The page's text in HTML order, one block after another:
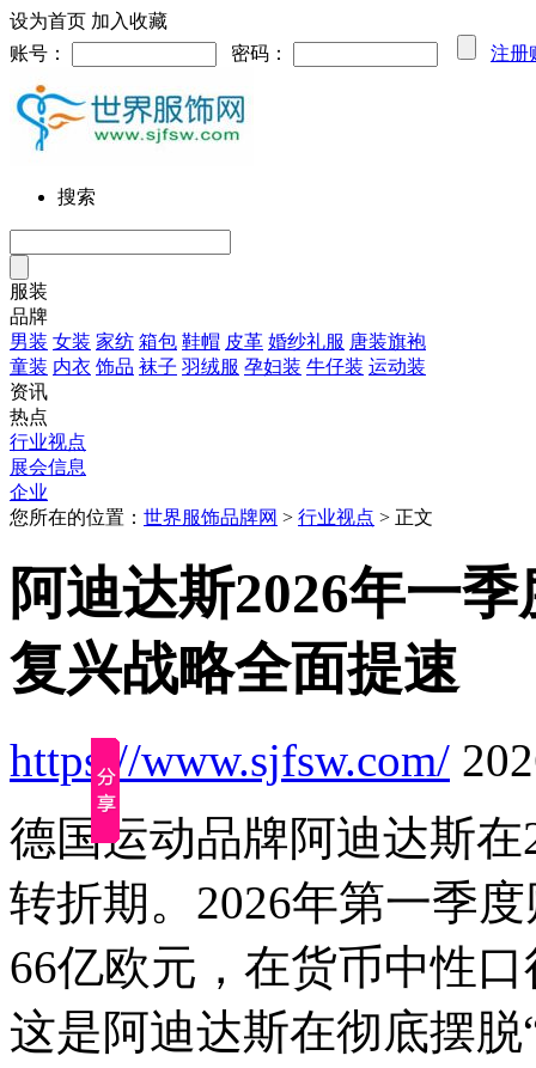
设为首页 加入收藏
账号：
密码： 注册
搜索
服装
品牌
男装 女装 家纺 箱包 鞋帽 皮革 婚纱礼服 唐装旗袍
童装 内衣 饰品 袜子 羽绒服 孕妇装 牛仔装 运动装
资讯
热点
行业视点
展会信息
企业
您所在的位置： 世界服饰品牌网 > 行业视点 > 正文
阿迪达斯2026年一
复兴战略全面提速
https://www.sjfsw.com/
德国运动品牌阿迪达斯
转折期。2026年第一季
66亿欧元，在货币中性
这是阿迪达斯在彻底摆